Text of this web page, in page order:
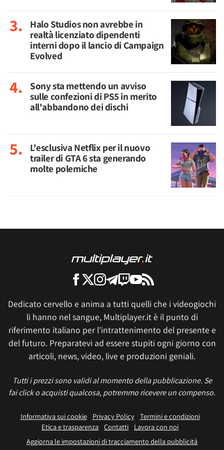
Halo Studios non avrebbe in
realtà licenziato dipendenti
interni dopo il lancio di Campaign
Evolved
Sony sta mettendo un avviso
sulle confezioni di PS5 in merito
all'abbandono dei dischi
L'esclusiva Netflix per il nuovo
trailer di GTA 6 sta generando
molte polemiche
Dedicato cervello e anima a tutti quelli che i videogiochi
li hanno nel sangue, Multiplayer.it è il punto di
riferimento italiano per l'intrattenimento del presente e
del futuro. Preparatevi ad essere stupiti ogni giorno con
articoli, news, video, live e produzioni geniali.
Tutti i prezzi sono validi al momento della pubblicazione. Se
fai click o acquisti qualcosa, potremmo ricevere un compenso.
Informativa sui cookie Privacy Policy
Termini e condizioni
Etica e trasparenza Contatti
Lavora con noi
Aggiorna le impostazioni di tracciamento della pubblicità